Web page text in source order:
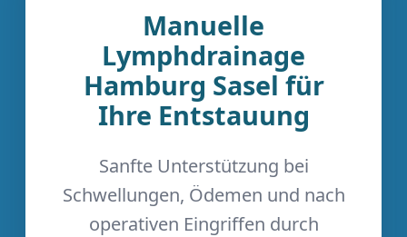
Manuelle
Lymphdrainage
Hamburg Sasel für
Ihre Entstauung
Sanfte Unterstützung bei
Schwellungen, Ödemen und nach
operativen Eingriffen durch